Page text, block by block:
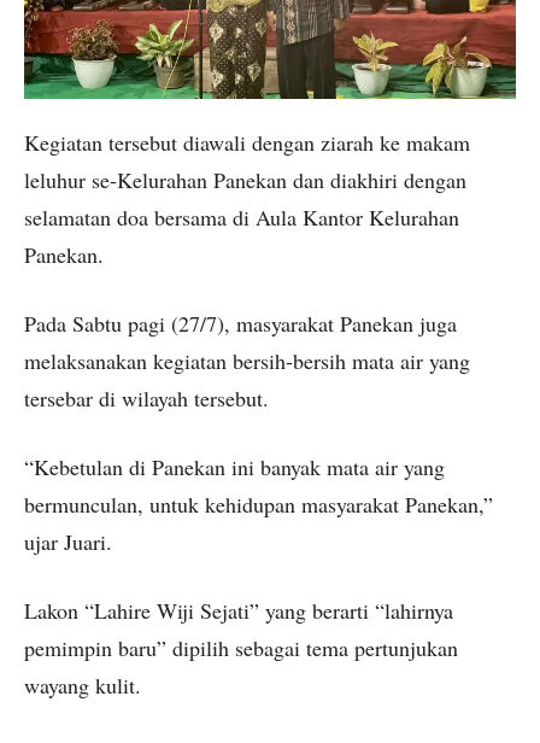
Kegiatan tersebut diawali dengan ziarah ke makam
leluhur se-Kelurahan Panekan dan diakhiri dengan
selamatan doa bersama di Aula Kantor Kelurahan
Panekan.
Pada Sabtu pagi (27/7), masyarakat Panekan juga
melaksanakan kegiatan bersih-bersih mata air yang
tersebar di wilayah tersebut.
“Kebetulan di Panekan ini banyak mata air yang
bermunculan, untuk kehidupan masyarakat Panekan,”
ujar Juari.
Lakon “Lahire Wiji Sejati” yang berarti “lahirnya
pemimpin baru” dipilih sebagai tema pertunjukan
wayang kulit.